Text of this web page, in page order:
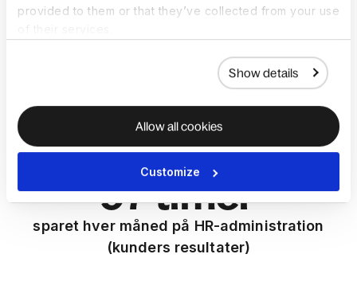
provided to them or that they’ve collected from your use
Show details
Allow all cookies
Customize
mindre tid brugt på at samle rapporter
45 dage
saved on hiring and onboarding per hire
97 timer
sparet hver måned på HR-administration
(kunders resultater)